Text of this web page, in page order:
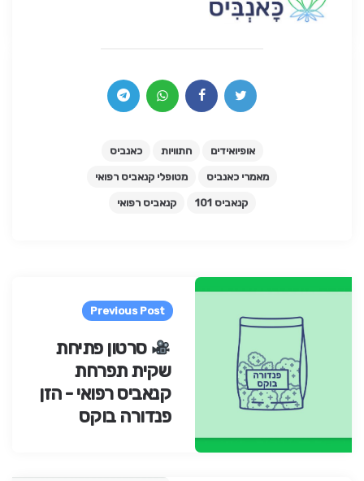
אופיואידים התוויות כאנביס
מאמרי כאנביס מטופלי קנאביס רפואי
קנאביס 101 קנאביס רפואי
Post
navigation
Previous Post
סרטון פתיחת
שקית תפרחת
קנאביס רפואי - הזן
פנדורה בוקס